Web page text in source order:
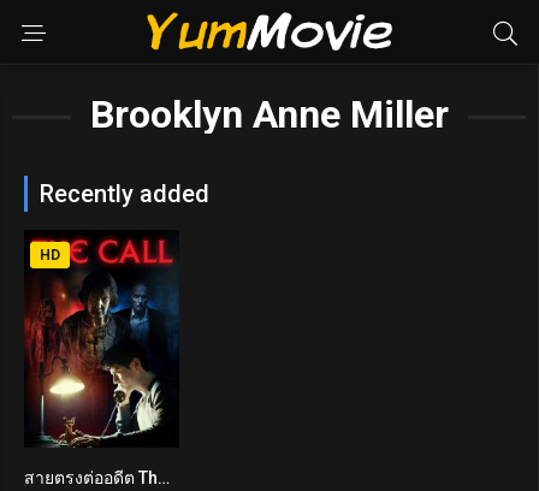
Brooklyn Anne Miller
Recently added
4.6
HD
สายตรงต่ออดีต The Call (2020)